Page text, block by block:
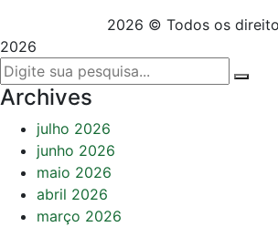
2026 © Todos os
2026
Archives
julho 2026
junho 2026
maio 2026
abril 2026
março 2026